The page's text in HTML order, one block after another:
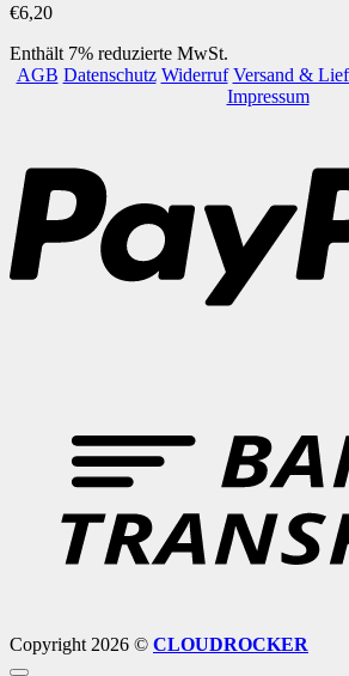
€6,20
Enthält 7% reduzierte MwSt.
AGB Datenschutz Widerruf Versand &
Impressum
Copyright 2026 © CLOUDROCKER